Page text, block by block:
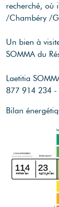
recherché, où
/Chambéry /
Un bien à
SOMMA du
Laetitia
877 914 234 - .
Bilan
consommation
(énergie primaire)
114
kWh/m²/an
émissions*
23
kgCO2/m
²
/an